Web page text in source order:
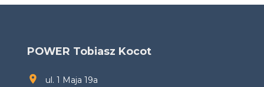
POWER Tobiasz Kocot
ul. 1 Maja 19a